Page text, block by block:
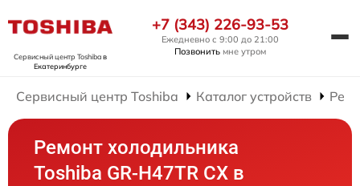
Сервисный центр Toshibaв
Екатеринбурге
+7 (343) 226-93-53
Ежедневно с 9:00 до 21:00
Позвонить мне утром
Сервисный центр Toshiba Каталог устройств
Ремонт холодильника
Toshiba GR-H47TR CX в